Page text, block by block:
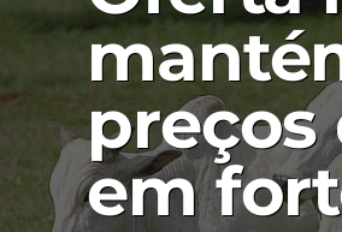
preços
em